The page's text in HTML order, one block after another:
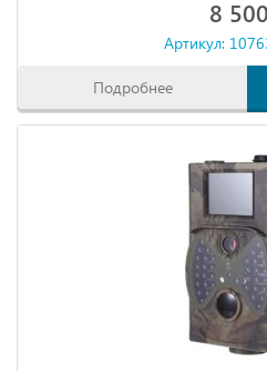
8 500
Артикул:
Подробнее